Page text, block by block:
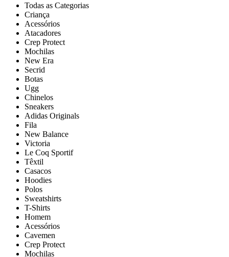
Todas as Categorias
Criança
Acessórios
Atacadores
Crep Protect
Mochilas
New Era
Secrid
Botas
Ugg
Chinelos
Sneakers
Adidas Originals
Fila
New Balance
Victoria
Le Coq Sportif
Têxtil
Casacos
Hoodies
Polos
Sweatshirts
T-Shirts
Homem
Acessórios
Cavemen
Crep Protect
Mochilas